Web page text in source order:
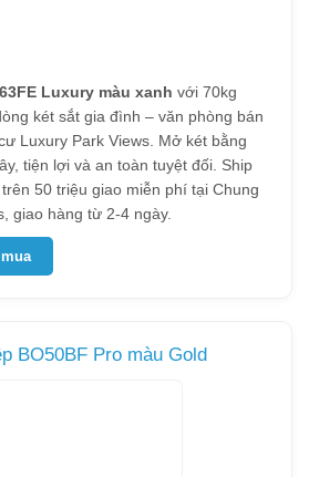
Luxury màu xanh với 70kg
két sắt gia đình – văn phòng bán
Luxury Park Views. Mở két bằng
tiện lợi và an toàn tuyệt đối. Ship
50 triệu giao miễn phí tại Chung
giao hàng từ 2-4 ngày.
BO50BF Pro màu Gold